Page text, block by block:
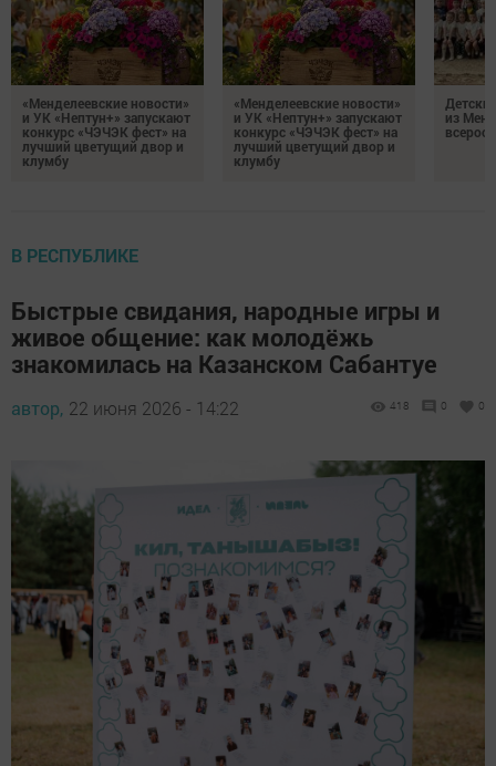
«Менделеевские новости»
и УК «Нептун+» запускают
конкурс «ЧЭЧЭК фест» на
лучший цветущий двор и
клумбу
«Менделеевские новости»
и УК «Нептун+» запускают
конкурс «ЧЭЧЭК фест» на
лучший цветущий двор и
клумбу
из
В РЕСПУБЛИКЕ
Быстрые свидания, народные игры и
живое общение: как молодёжь
знакомилась на Казанском Сабантуе
автор, 22 июня 2026 - 14:22 418 0 0